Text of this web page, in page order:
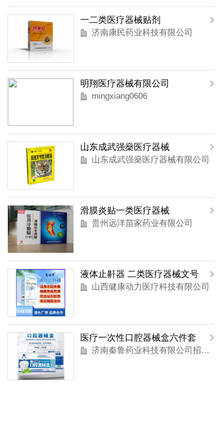
一二类医疗器械贴剂
济南康民药业科技有限公司
明翔医疗器械有限公司
mingxiang0606
山东成武强燊医疗器械
山东成武强燊医疗器械有限公司
滑膜炎贴一类医疗器械
贵州远洋苗家药业有限公司
液体止鼾器 二类医疗器械文号
山西健康动力医疗科技有限公司
医疗一次性口腔器械盒六件套
济南秦鲁药业科技有限公司招商部